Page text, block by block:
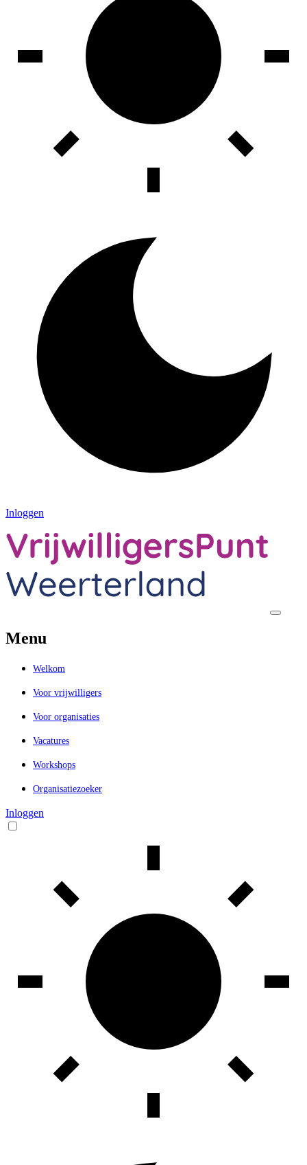
Inloggen
Menu
Welkom
Voor vrijwilligers
Voor organisaties
Vacatures
Workshops
Organisatiezoeker
Inloggen